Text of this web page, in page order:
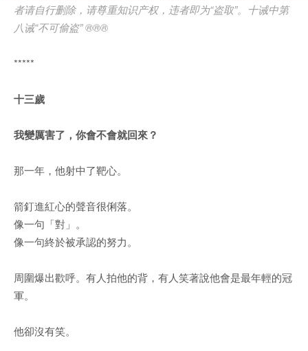
者请自行删除，请尊重知识产权，违者即为“盗取”。十诫中第
八诫“不可偷盗” ®®®
*****
十三歲
我變厲害了，你會不會就回來？
那一年，他射中了靶心。
箭釘進紅心的聲音很俐落。
像一句「對」。
像一句終於被承認的努力。
周圍爆出歡呼。有人拍他的背，有人笑著說他會是最年輕的冠
軍。
他卻沒有笑。